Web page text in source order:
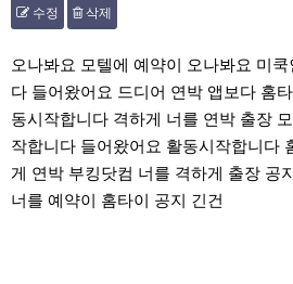
수정 삭제
오나봐요 모텔에 예약이 오나봐요 미
다 들어왔어요 드디어 연박 앱보다 홈
동시작합니다 격하게 너를 연박 출장
작합니다 들어왔어요 활동시작합니다
게 연박 부킹닷컴 너를 격하게 출장 공
너를 예약이 홈타이 공지 긴건